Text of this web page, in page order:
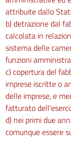
attribuite dallo
b) detrazione dal
calcolata in
sistema delle
funzioni
c) copertura del
imprese iscritte o
delle imprese, e
fatturato
d) nei primi due
comunque essere